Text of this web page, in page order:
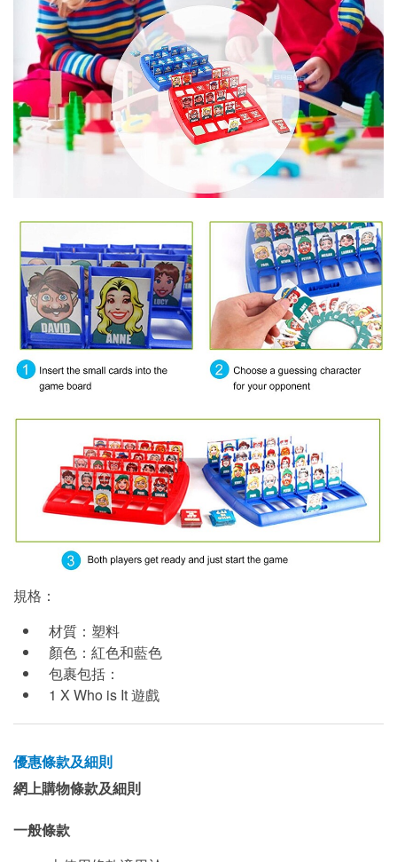
規格：
材質：塑料
顏色：紅色和藍色
包裹包括：
1 X Who is It 遊戲
優惠條款及細則
網上購物條款及細則
一般條款